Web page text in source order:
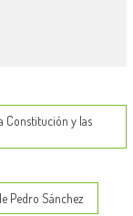
Constitución y las
Pedro Sánchez